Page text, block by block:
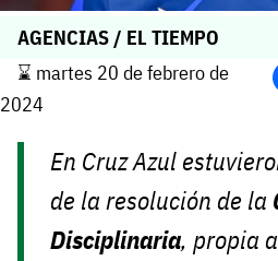
AGENCIAS / EL TIEMPO
⌛️ martes 20 de febrero de
2024
En Cruz Azul
de la resolución de la
Disciplinaria, propia